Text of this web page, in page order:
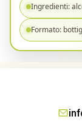
Ingredienti:
Formato: